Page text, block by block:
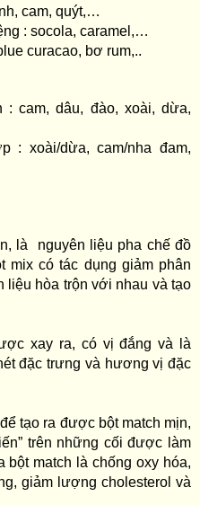
cam, quýt,…
: socola, caramel,…
curacao, bơ rum,..
cam, dâu, đào, xoài, dừa,
: xoài/dừa, cam/nha đam,
là nguyên liệu pha chế đồ
mix có tác dụng giảm phân
liệu hòa trộn với nhau và tạo
xay ra, có vị đắng và là
đặc trưng và hương vị đặc
tạo ra được bột match mịn,
trên những cối được làm
bột match là chống oxy hóa,
giảm lượng cholesterol và